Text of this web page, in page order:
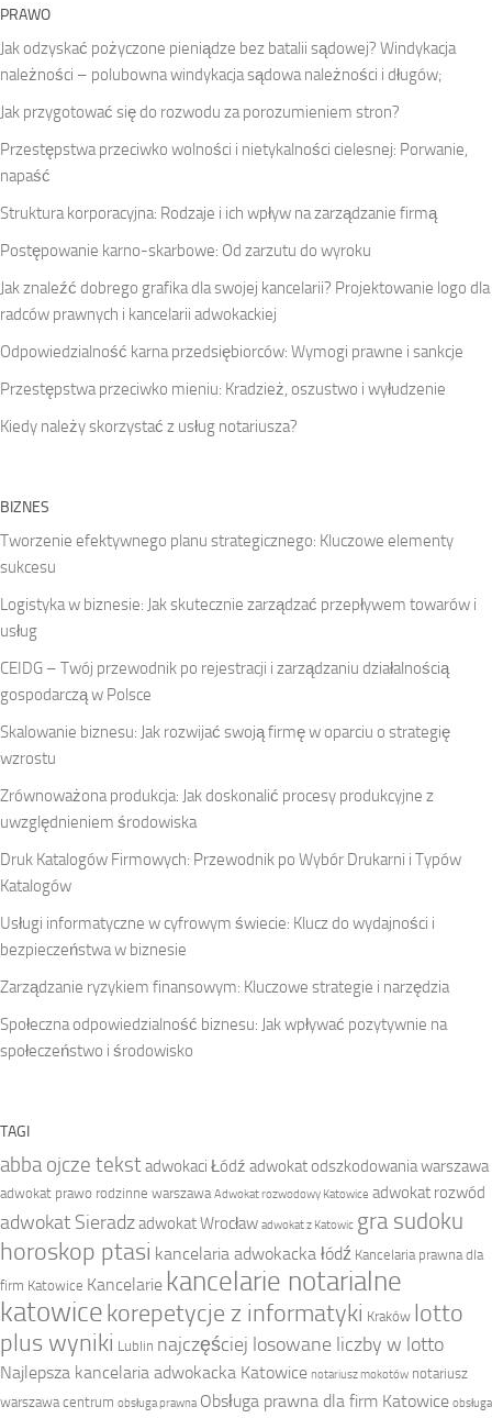
PRAWO
Jak odzyskać pożyczone pieniądze bez batalii sądowej? Windykacja
należności – polubowna windykacja sądowa należności i długów;
Jak przygotować się do rozwodu za porozumieniem stron?
Przestępstwa przeciwko wolności i nietykalności cielesnej: Porwanie,
napaść
Struktura korporacyjna: Rodzaje i ich wpływ na zarządzanie firmą
Postępowanie karno-skarbowe: Od zarzutu do wyroku
Jak znaleźć dobrego grafika dla swojej kancelarii? Projektowanie logo dla
radców prawnych i kancelarii adwokackiej
Odpowiedzialność karna przedsiębiorców: Wymogi prawne i sankcje
Przestępstwa przeciwko mieniu: Kradzież, oszustwo i wyłudzenie
Kiedy należy skorzystać z usług notariusza?
BIZNES
Tworzenie efektywnego planu strategicznego: Kluczowe elementy
sukcesu
Logistyka w biznesie: Jak skutecznie zarządzać przepływem towarów i
usług
CEIDG – Twój przewodnik po rejestracji i zarządzaniu działalnością
gospodarczą w Polsce
Skalowanie biznesu: Jak rozwijać swoją firmę w oparciu o strategię
wzrostu
Zrównoważona produkcja: Jak doskonalić procesy produkcyjne z
uwzględnieniem środowiska
Druk Katalogów Firmowych: Przewodnik po Wybór Drukarni i Typów
Katalogów
Usługi informatyczne w cyfrowym świecie: Klucz do wydajności i
bezpieczeństwa w biznesie
Zarządzanie ryzykiem finansowym: Kluczowe strategie i narzędzia
Społeczna odpowiedzialność biznesu: Jak wpływać pozytywnie na
społeczeństwo i środowisko
TAGI
abba ojcze tekstadwokaci Łódź adwokat odszkodowania warszawa
adwokat prawo rodzinne warszawa Adwokat rozwodowy Katowice adwokat rozwód
adwokat Sieradzadwokat Wrocław adwokat z Katowic gra sudoku
horoskop ptasi kancelaria adwokacka łódź Kancelaria prawna dla
firm Katowice Kancelarie kancelarie notarialne
katowicekorepetycje z informatyki Kraków lotto
plus wyniki Lublin najczęściej losowane liczby w lotto
Najlepsza kancelaria adwokacka Katowice notariusz mokotów notariusz
warszawa centrum obsługa prawna Obsługa prawna dla firm Katowice obsługa